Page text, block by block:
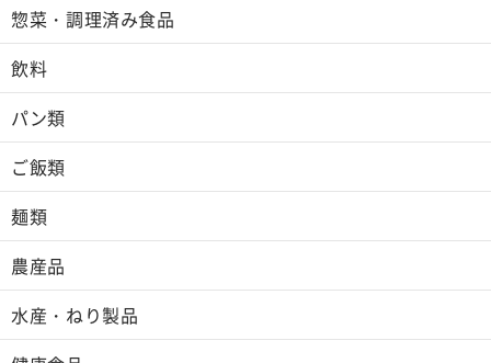
惣菜・調理済み食品
飲料
パン類
ご飯類
麺類
農産品
水産・ねり製品